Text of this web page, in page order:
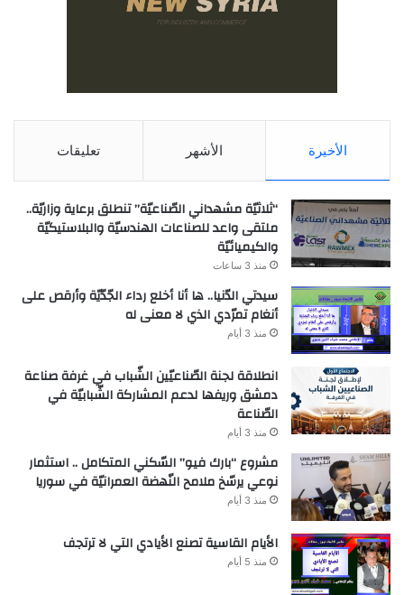
الأخيرة الأشهر تعليقات
“ثلاثيّة مشهداني الصّناعيّة” تنطلق برعاية وزاريّة..
ملتقى واعد للصناعات الهندسيّة والبلاستيكيّة
والكيميائيّة
منذ 3 ساعات
سيدتي الدّنيا.. ها أنا أخلع رداء الجّدّيّة وأرقص على
أنغام تمرّدي الذي لا معنى له
منذ 3 أيام
انطلاقة لجنة الصّناعيّين الشّباب في غرفة صناعة
دمشق وريفها لدعم المشاركة الشّبابيّة في
الصّناعة
منذ 3 أيام
مشروع “بارك فيو” السّكني المتكامل .. استثمار
نوعي يرسّخ ملامح النّهضة العمرانيّة في سوريا
منذ 3 أيام
الأيام القاسية تصنع الأيادي التي لا ترتجف
منذ 5 أيام